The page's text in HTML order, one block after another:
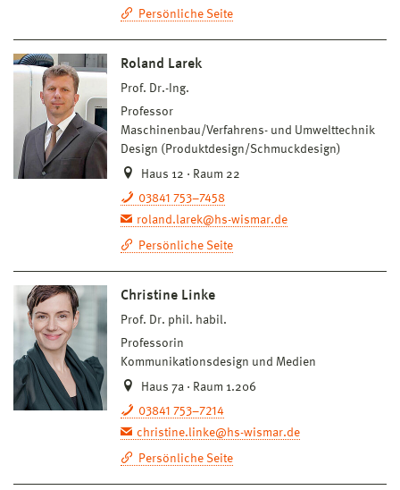
Persönliche Seite
Roland Larek
Prof. Dr.-Ing.
Professor
Maschinenbau/Verfahrens- und Umwelttechnik
Design (Produktdesign/Schmuckdesign)
Haus 12 · Raum 22
03841 753–7458
roland.larek@hs-wismar.de
Persönliche Seite
Christine Linke
Prof. Dr. phil. habil.
Professorin
Kommunikationsdesign und Medien
Haus 7a · Raum 1.206
03841 753–7214
christine.linke@hs-wismar.de
Persönliche Seite